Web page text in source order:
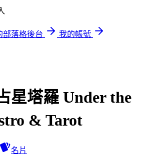
部落格後台
我的帳號
星塔羅 Under the
& Tarot
名片